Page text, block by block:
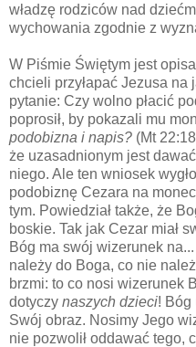
władzę rodziców nad
wychowania zgodnie z
W Piśmie Świętym jest
chcieli przyłapać Jezusa na
pytanie: Czy wolno płacić
poprosił, by pokazali mu
podobizna i napis? (Mt
że uzasadnionym jest
niego. Ale ten wniosek
podobiznę Cezara na
tym. Powiedział także, że
boskie. Tak jak Cezar miał
Bóg ma swój wizerunek
należy do Boga, co nie
brzmi: to co nosi wizerunek
dotyczy naszych dzieci! Bóg
Swój obraz. Nosimy Jego
nie pozwolił oddawać tego,